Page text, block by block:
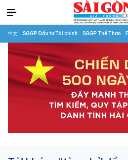
中文 SGGP Đầu tư Tài chính SGGP Thể Thao